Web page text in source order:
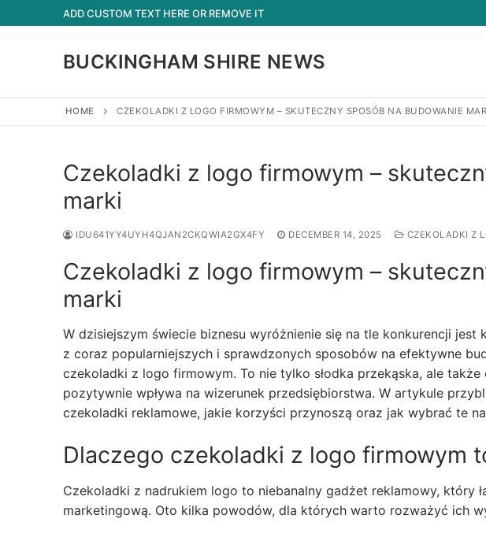
to
ADD CUSTOM TEXT HERE OR REMOVE IT
BUCKINGHAM SHIRE NEWS
HOME CZEKOLADKI Z LOGO FIRMOWYM – SKUTECZNY SPOSÓB NA BUDOWANIE
Czekoladki z logo firmowym –
marki
IDU641YY4UYH4QJAN2CKQWIA2GX4FY DECEMBER 14, 2025 CZEKOLADKI Z
Czekoladki z logo firmowym –
marki
W dzisiejszym świecie biznesu wyróżnienie się na tle konkurencji jest
z coraz popularniejszych i sprawdzonych sposobów na efektywne
czekoladki z logo firmowym. To nie tylko słodka przekąska, ale
pozytywnie wpływa na wizerunek przedsiębiorstwa. W artykule
czekoladki reklamowe, jakie korzyści przynoszą oraz jak wybrać te
Dlaczego czekoladki z logo firmowym
Czekoladki z nadrukiem logo to niebanalny gadżet reklamowy, który
marketingową. Oto kilka powodów, dla których warto rozważyć ich